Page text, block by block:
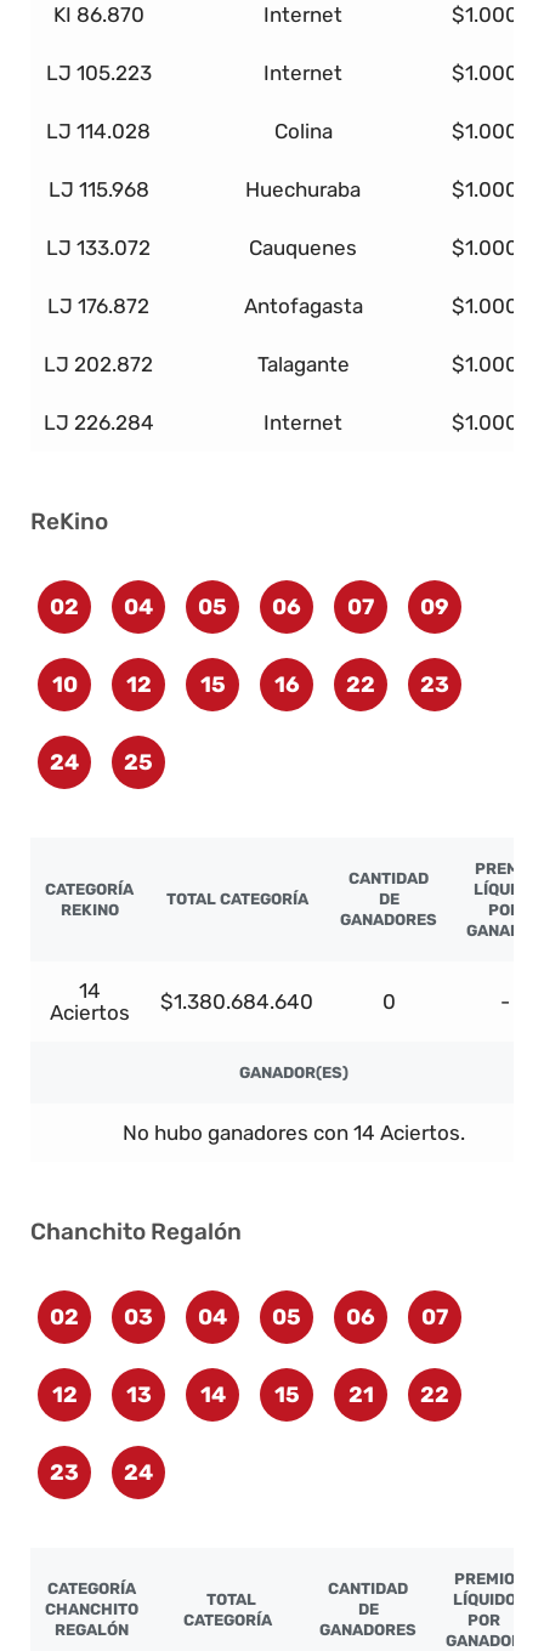
KI 86.870 Internet
LJ 105.223 Internet
LJ 114.028 Colina
LJ 115.968 Huechuraba
LJ 133.072 Cauquenes
LJ 176.872 Antofagasta
LJ 202.872 Talagante
LJ 226.284 Internet
ReKino
02 04 05 06 07 09
10 12 15 16 22 23
24 25
CATEGORÍA
REKINO
TOTAL CATEGORÍA
CANTIDAD
DE
GANADORES
PREMIO
LÍQUIDO
POR
GANADOR
14
Aciertos
$1.380.684.640 0 -
GANADOR(ES)
No hubo ganadores con 14 Aciertos.
Chanchito Regalón
02 03 04 05 06 07
12 13 14 15 21 22
23 24
CATEGORÍA
CHANCHITO
REGALÓN
TOTAL
CATEGORÍA
CANTIDAD
DE
GANADORES
PREMIO
LÍQUIDO
POR
GANADOR